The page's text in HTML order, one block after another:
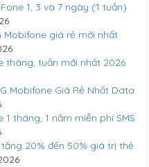
1, 3 và 7 ngày (1 tuần)
giá rẻ mới nhất
tháng, tuần mới nhất 2026
Mobifone Giá Rẻ Nhất Data
tháng, 1 năm miễn phí SMS
20% đến 50% giá trị thẻ